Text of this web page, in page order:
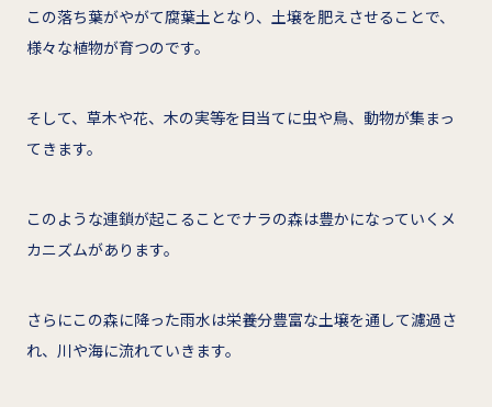
この落ち葉がやがて腐葉土となり、土壌を肥えさせることで、
様々な植物が育つのです。
そして、草木や花、木の実等を目当てに虫や鳥、動物が集まっ
てきます。
このような連鎖が起こることでナラの森は豊かになっていくメ
カニズムがあります。
さらにこの森に降った雨水は栄養分豊富な土壌を通して濾過さ
れ、川や海に流れていきます。